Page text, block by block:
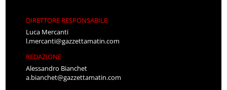
DIRETTORE RESPONSABILE
Luca Mercanti
l.mercanti@gazzettamatin.com
REDAZIONE
Alessandro Bianchet
a.bianchet@gazzettamatin.com